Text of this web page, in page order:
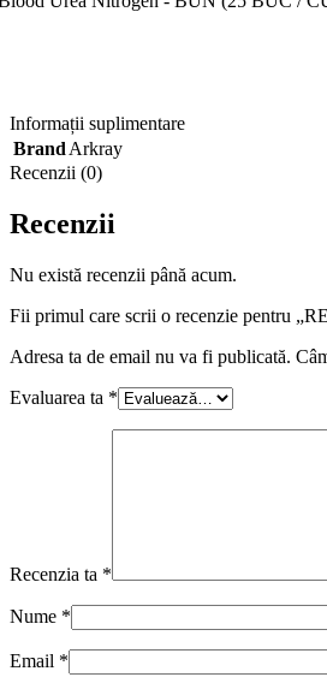
Informații suplimentare
Brand Arkray
Recenzii (0)
Recenzii
Nu există recenzii până acum.
Fii primul care scrii o recenzie pentru
Adresa ta de email nu va fi publicată.
Evaluarea ta *
Recenzia ta *
Nume *
Email *